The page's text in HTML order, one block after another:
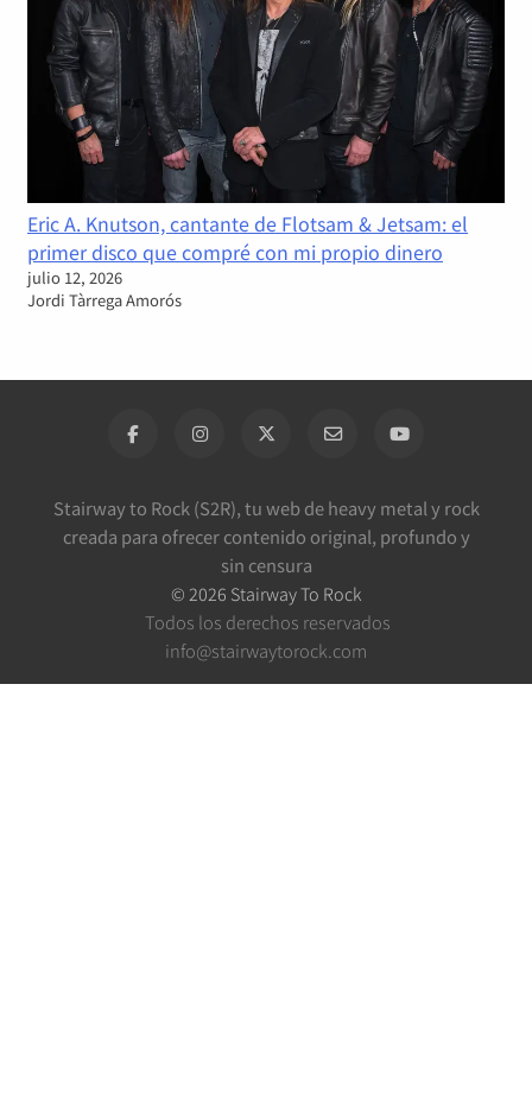
Eric A. Knutson, cantante de Flotsam & Jetsam: el
primer disco que compré con mi propio dinero
julio 12, 2026
Jordi Tàrrega Amorós
Stairway to Rock (S2R), tu web de heavy metal y rock
creada para ofrecer contenido original, profundo y
sin censura
© 2026 Stairway To Rock
Todos los derechos reservados
info@stairwaytorock.com